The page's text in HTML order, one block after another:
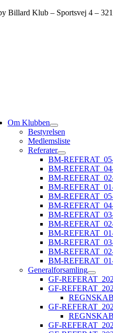
Skip
Billard Klub – Sportsvej 4 –
Om Klubben
Bestyrelsen
Medlemsliste
Referater
BM-
BM-
BM-
BM-
BM-
BM-
BM-
BM-
BM-
BM-
BM-
BM-
Generalforsamling
GF-
GF-
GF-
GF-